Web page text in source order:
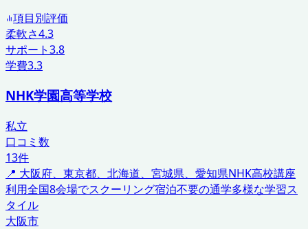
項目別評価
柔軟さ4.3
サポート3.8
学費3.3
NHK学園高等学校
私立
口コミ数
13件
📍 大阪府、東京都、北海道、宮城県、愛知県NHK高校講座
利用全国8会場でスクーリング宿泊不要の通学多様な学習ス
タイル
大阪市